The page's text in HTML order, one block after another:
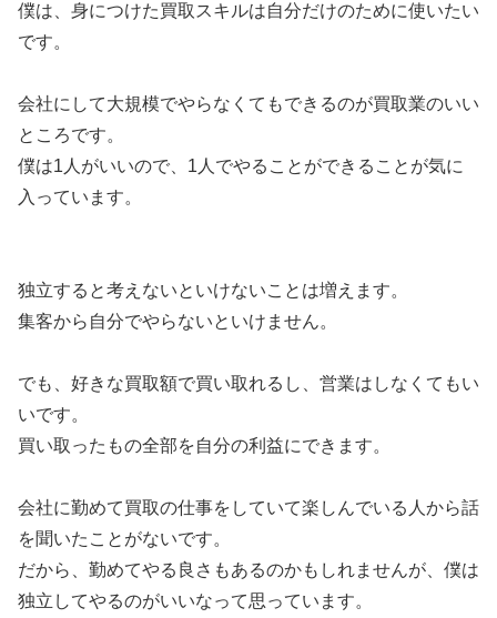
僕は、身につけた買取スキルは自分だけのために使いたい
です。
会社にして大規模でやらなくてもできるのが買取業のいい
ところです。
僕は1人がいいので、1人でやることができることが気に
入っています。
独立すると考えないといけないことは増えます。
集客から自分でやらないといけません。
でも、好きな買取額で買い取れるし、営業はしなくてもい
いです。
買い取ったもの全部を自分の利益にできます。
会社に勤めて買取の仕事をしていて楽しんでいる人から話
を聞いたことがないです。
だから、勤めてやる良さもあるのかもしれませんが、僕は
独立してやるのがいいなって思っています。